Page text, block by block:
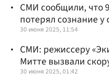
СМИ сообщили, что
потерял сознание у
30 июня 2025, 11:54
СМИ: режиссеру
Митте вызвали
30 июня 2025, 01:42